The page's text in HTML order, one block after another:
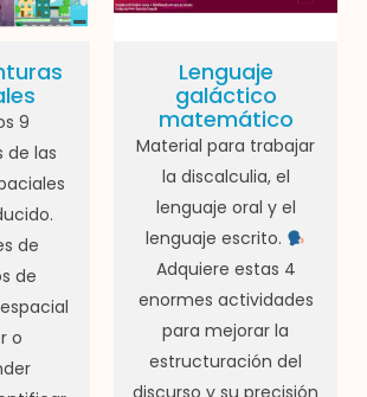
9
de las
de
de
o
Lenguaje
galáctico
matemático
Material para trabajar
la discalculia, el
lenguaje oral y el
lenguaje escrito.
Adquiere estas 4
enormes actividades
para mejorar la
estructuración del